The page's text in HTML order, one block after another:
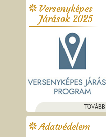
Versenyképes
Járások 2025
TOVÁBB
Adatvédelem